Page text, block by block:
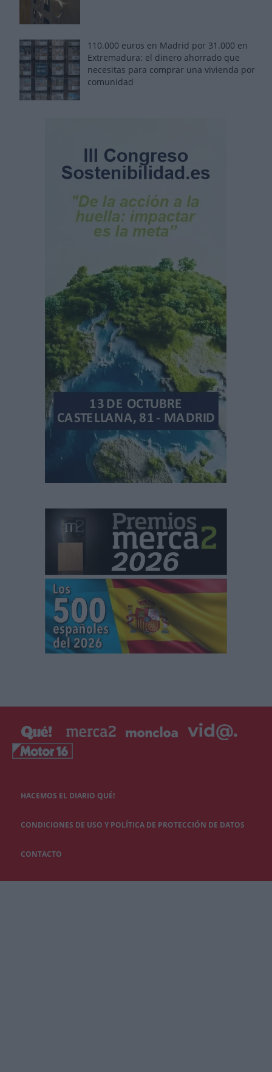
110.000 euros en Madrid por 31.000 en
Extremadura: el dinero ahorrado que
necesitas para comprar una vivienda por
comunidad
HACEMOS EL DIARIO QUÉ!
CONDICIONES DE USO Y POLÍTICA DE PROTECCIÓN DE DATOS
CONTACTO